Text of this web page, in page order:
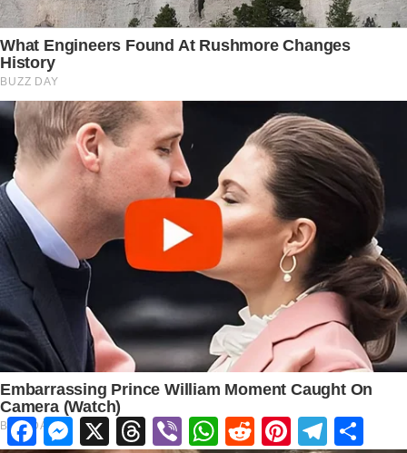
FacebookMessenger
X ThreadsViber WhatsApp
RedditPinterestTelegram